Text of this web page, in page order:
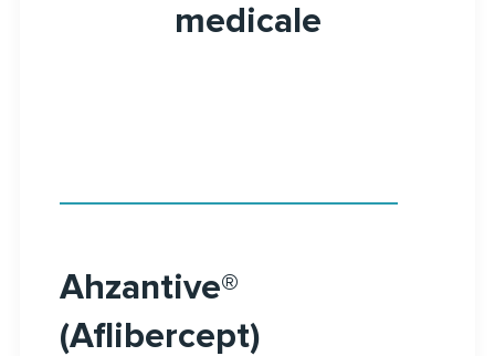
medicale
Ahzantive®
(Aflibercept)